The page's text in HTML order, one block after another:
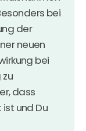
bei
der
neuen
bei
dass
und Du